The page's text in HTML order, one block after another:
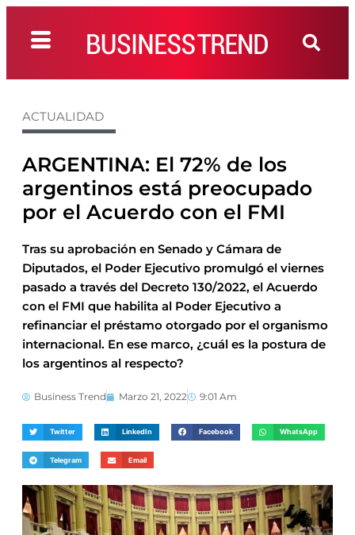
ACTUALIDAD
ARGENTINA: El 72% de los
argentinos está preocupado
por el Acuerdo con el FMI
Tras su aprobación en Senado y Cámara de
Diputados, el Poder Ejecutivo promulgó el viernes
pasado a través del Decreto 130/2022, el Acuerdo
con el FMI que habilita al Poder Ejecutivo a
refinanciar el préstamo otorgado por el organismo
internacional. En ese marco, ¿cuál es la postura de
los argentinos al respecto?
Business Trend Marzo 21, 2022 9:01 Am
Twitter LinkedIn Facebook WhatsApp
Telegram Email